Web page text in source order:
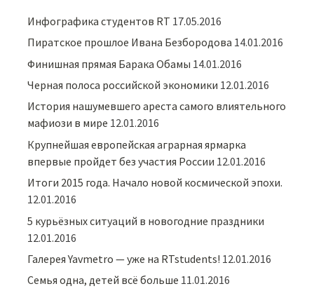
Инфографика студентов RT 17.05.2016
Пиратское прошлое Ивана Безбородова 14.01.2016
Финишная прямая Барака Обамы 14.01.2016
Черная полоса российской экономики 12.01.2016
История нашумевшего ареста самого влиятельного
мафиози в мире 12.01.2016
Крупнейшая европейская аграрная ярмарка
впервые пройдет без участия России 12.01.2016
Итоги 2015 года. Начало новой космической эпохи.
12.01.2016
5 курьёзных ситуаций в новогодние праздники
12.01.2016
Галерея Yavmetro — уже на RTstudents! 12.01.2016
Семья одна, детей всё больше 11.01.2016